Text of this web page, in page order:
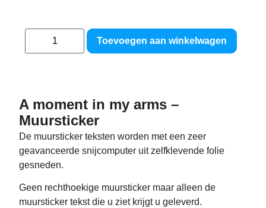
Toevoegen aan winkelwagen
A moment in my arms –
Muursticker
De muursticker teksten worden met een zeer
geavanceerde snijcomputer uit zelfklevende folie
gesneden.
Geen rechthoekige muursticker maar alleen de
muursticker tekst die u ziet krijgt u geleverd.